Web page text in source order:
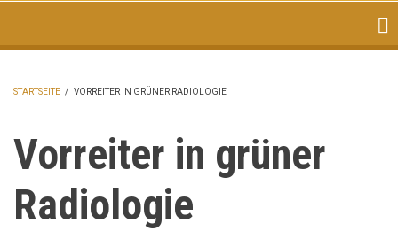
STARTSEITE / VORREITER IN GRÜNER RADIOLOGIE
Vorreiter in grüner
Radiologie